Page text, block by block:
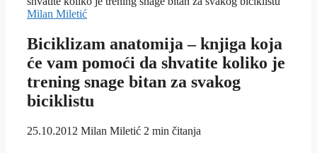
Milan Miletić
Biciklizam anatomija – knjiga koja
će vam pomoći da shvatite koliko je
trening snage bitan za svakog
biciklistu
25.10.2012 Milan Miletić 2 min čitanja